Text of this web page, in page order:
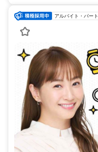
アルバイト・パート